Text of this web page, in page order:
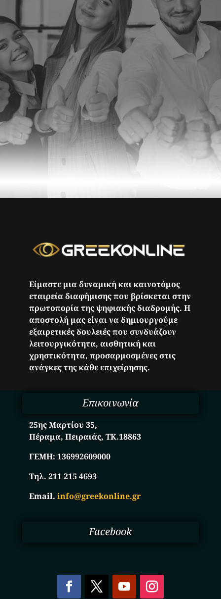
Είμαστε μια δυναμική και καινοτόμος
εταιρεία διαφήμισης που βρίσκεται στην
πρωτοπορία της ψηφιακής διαδρομής. Η
αποστολή μας είναι να δημιουργούμε
εξαιρετικές δουλειές που συνδυάζουν
λειτουργικότητα, αισθητική και
χρηστικότητα, προσαρμοσμένες στις
ανάγκες της κάθε επιχείρησης.
Επικοινωνία
25ης Μαρτίου 35,
Πέραμα, Πειραιάς, ΤΚ.18863
ΓΕΜΗ:136992609000
Τηλ. 211 215 4693
Email.info@greekonline.gr
Facebook